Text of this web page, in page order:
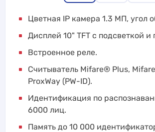
Цветная IP камера 1.3 МП, угол
Дисплей 10" TFT с подсветкой и
Встроенное реле.
Считыватель Mifare® Plus,
ProxWay (PW-ID).
Идентификация по
6000 лиц.
Память до 10 000